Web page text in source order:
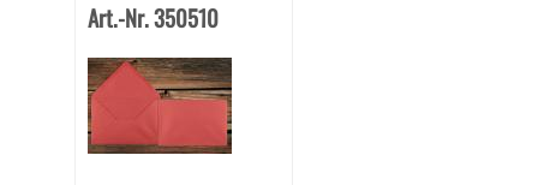
Art.-Nr. 350510